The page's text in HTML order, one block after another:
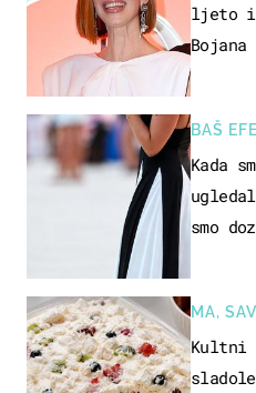
ljeto i
BAŠ
Kada
smo
MA,
Kultni